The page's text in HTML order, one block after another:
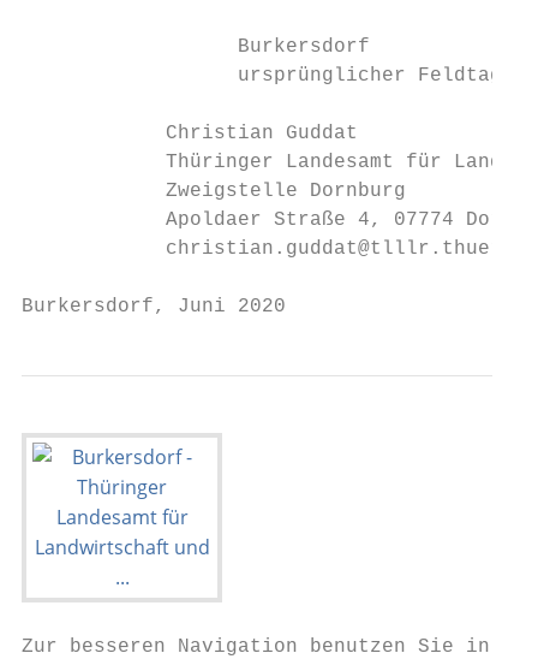
                  Burkersdorf
ursprünglicher
            Christian Guddat
Thüringer Landesamt für
            Zweigstelle Dornburg
Apoldaer Straße 4, 07774
Burkersdorf, Juni 2020
Zur besseren Navigation benutzen Sie in